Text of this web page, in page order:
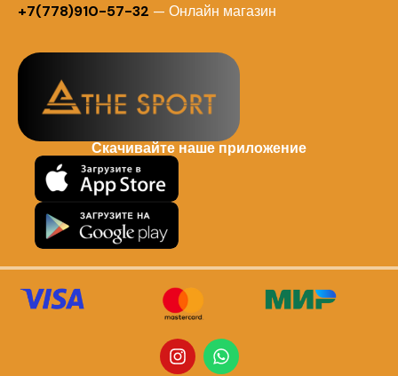
+7(778)910-57-32 — Онлайн магазин
Скачивайте наше приложение